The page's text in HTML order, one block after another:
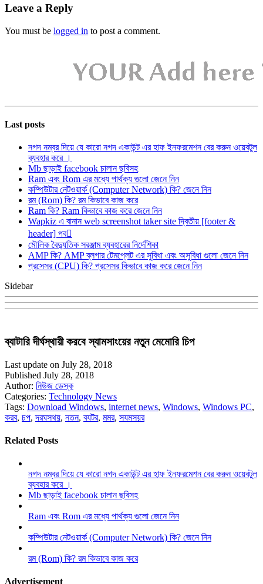
Leave a Reply
You must be logged in to post a comment.
Last posts
নগদ নম্বর দিয়ে যে কারো নগদ একাউন্ট এর হাফ ইনফরমেশন বের করুন ওয়েবটুল
ব্যবহার করে ।
Mb ছাড়াই facebook চালান ছবিসহ
Ram এবং Rom এর মধ্যে পার্থক্য গুলো জেনে নিন
কম্পিউটার নেটওয়ার্ক (Computer Network) কি? জেনে নিন
রম (Rom) কি? রম কিভাবে কাজ করে
Ram কি? Ram কিভাবে কাজ করে জেনে নিন
Wapkiz এ বানান web screenshot taker site দ্বিতীয় [footer &
header] পব
মৌলিক বৈদ্যুতিক সরঞ্জাম ব্যবহারের নির্দেশিকা
AMP কি? AMP ব্লগার টেমপ্লেট এর সুবিধা এবং অসুবিধা গুলো জেনে নিন
প্রসেসর (CPU) কি? প্রসেসর কিভাবে কাজ করে জেনে নিন
Sidebar
ব্যাটারি দীর্ঘস্থায়ী করবে স্যামসাংয়ের নতুন মেমোরি চিপ
Last update on July 28, 2018
Published July 28, 2018
Author: নিউজ ডেস্ক
Categories: Technology News
Tags: Download Windows, internet news, Windows, Windows PC,
করব, চপ,দরঘসথয়, নতন, বযটর, মমর, সযমসয়র
Related Posts
নগদ নম্বর দিয়ে যে কারো নগদ একাউন্ট এর হাফ ইনফরমেশন বের করুন ওয়েবটুল
ব্যবহার করে ।
Mb ছাড়াই facebook চালান ছবিসহ
Ram এবং Rom এর মধ্যে পার্থক্য গুলো জেনে নিন
কম্পিউটার নেটওয়ার্ক (Computer Network) কি? জেনে নিন
রম (Rom) কি? রম কিভাবে কাজ করে
Advertisement